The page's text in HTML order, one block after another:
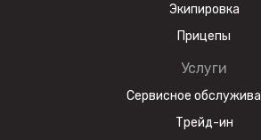
Экипировка
Прицепы
Услуги
Сервисное
Трейд-ин